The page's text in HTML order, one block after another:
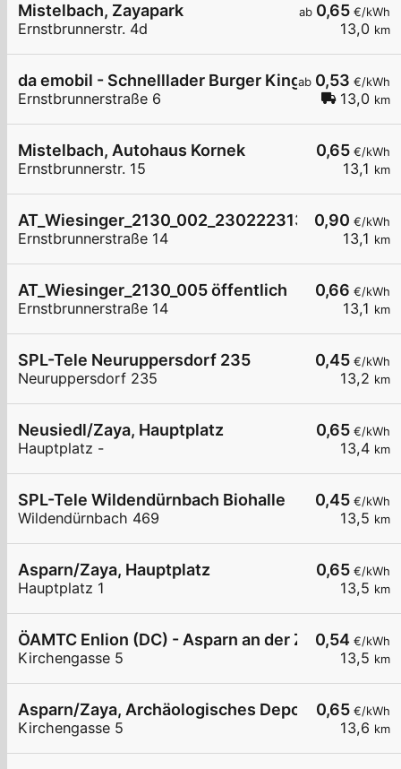
ab 0,65 €/kWh
13,0 km
Mistelbach, Zayapark
Ernstbrunnerstr. 4d
ab 0,53 €/kWh
13,0 km
da emobil - Schnelllader Burger King Mistelbach
Ernstbrunnerstraße 6
0,65 €/kWh
13,1 km
Mistelbach, Autohaus Kornek
Ernstbrunnerstr. 15
0,90 €/kWh
13,1 km
AT_Wiesinger_2130_002_230222313 öffentlich
Ernstbrunnerstraße 14
0,66 €/kWh
13,1 km
AT_Wiesinger_2130_005 öffentlich
Ernstbrunnerstraße 14
0,45 €/kWh
13,2 km
SPL-Tele Neuruppersdorf 235
Neuruppersdorf 235
0,65 €/kWh
13,4 km
Neusiedl/Zaya, Hauptplatz
Hauptplatz -
0,45 €/kWh
13,5 km
SPL-Tele Wildendürnbach Biohalle
Wildendürnbach 469
0,65 €/kWh
13,5 km
Asparn/Zaya, Hauptplatz
Hauptplatz 1
0,54 €/kWh
13,5 km
ÖAMTC Enlion (DC) - Asparn an der Zaya
Kirchengasse 5
0,65 €/kWh
13,6 km
Asparn/Zaya, Archäologisches Depot
Kirchengasse 5